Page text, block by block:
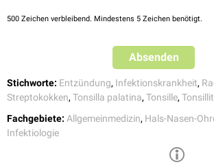
Superinfektionist die Gabe vonAntibiotika
gegeben werden.Aminopenicillinesind
ein generalisiertes
Bei chronischer Tonsillitis ist die Gabe von
Tonsillektomie sinnvoll.
500 Zeichen verbleibend. Mindestens 5 Zeichen benötigt.
Absenden
Stichworte: Entzündung, Infektionskrankheit,
Streptokokken, Tonsilla palatina, Tonsille,
Fachgebiete: Allgemeinmedizin, Hals-Nasen-
Infektiologie